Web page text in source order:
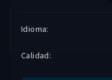
Idioma:
Calidad: